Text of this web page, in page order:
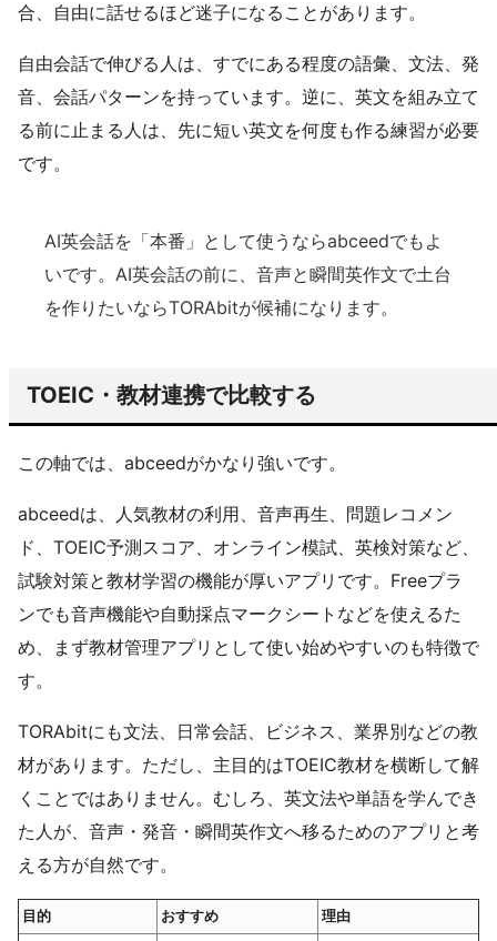
合、自由に話せるほど迷子になることがあります。
自由会話で伸びる人は、すでにある程度の語彙、文法、発
音、会話パターンを持っています。逆に、英文を組み立て
る前に止まる人は、先に短い英文を何度も作る練習が必要
です。
AI英会話を「本番」として使うならabceedでもよ
いです。AI英会話の前に、音声と瞬間英作文で土台
を作りたいならTORAbitが候補になります。
TOEIC・教材連携で比較する
この軸では、abceedがかなり強いです。
abceedは、人気教材の利用、音声再生、問題レコメン
ド、TOEIC予測スコア、オンライン模試、英検対策など、
試験対策と教材学習の機能が厚いアプリです。Freeプラ
ンでも音声機能や自動採点マークシートなどを使えるた
め、まず教材管理アプリとして使い始めやすいのも特徴で
す。
TORAbitにも文法、日常会話、ビジネス、業界別などの教
材があります。ただし、主目的はTOEIC教材を横断して解
くことではありません。むしろ、英文法や単語を学んでき
た人が、音声・発音・瞬間英作文へ移るためのアプリと考
える方が自然です。
目的 おすすめ 理由